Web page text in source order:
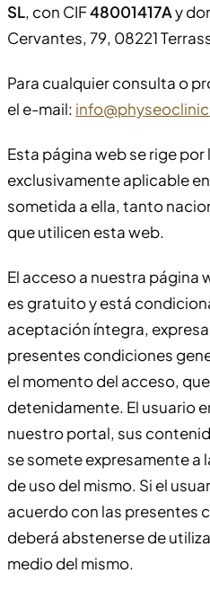
SL, con CIF48001417Ay
Cervantes, 79, 08221
Para cualquier consulta o
el e-mail:
Esta página web se rige por
exclusivamente aplicable
sometida a ella, tanto
que utilicen esta web.
El acceso a nuestra página
es gratuito y está
aceptación íntegra, expresa
presentes condiciones
el momento del acceso,
detenidamente. El usuario
nuestro portal, sus
se somete expresamente a
de uso del mismo. Si el
acuerdo con las presentes
deberá abstenerse de
medio del mismo.